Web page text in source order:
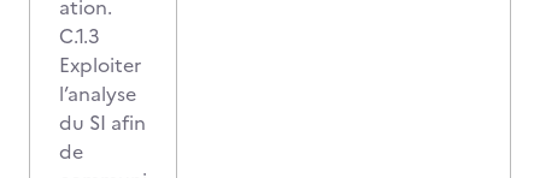
ation.
C.1.3
Exploiter
l’analyse
du SI afin
de